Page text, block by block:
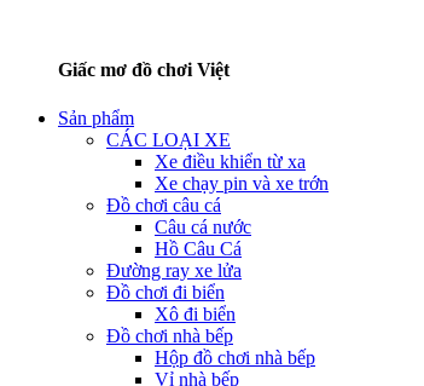
Giấc mơ đồ chơi Việt
Sản phẩm
CÁC LOẠI XE
Xe điều khiển từ xa
Xe chạy pin và xe trớn
Đồ chơi câu cá
Câu cá nước
Hồ Câu Cá
Đường ray xe lửa
Đồ chơi đi biển
Xô đi biển
Đồ chơi nhà bếp
Hộp đồ chơi nhà bếp
Vỉ nhà bếp